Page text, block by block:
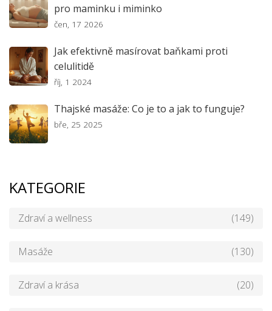
pro maminku i miminko
čen, 17 2026
Jak efektivně masírovat baňkami proti
celulitidě
říj, 1 2024
Thajské masáže: Co je to a jak to funguje?
bře, 25 2025
KATEGORIE
Zdraví a wellness (149)
Masáže (130)
Zdraví a krása (20)